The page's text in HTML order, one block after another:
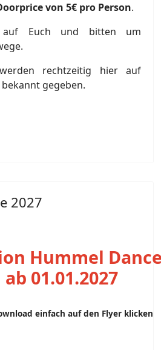
von 5€ pro Person.
Euch und bitten um
rechtzeitig hier auf
gegeben.
2027
Hummel
ab 01.01.2027
einfach auf den Flyer klicken